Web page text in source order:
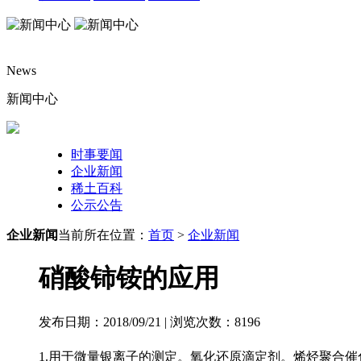
News
新闻中心
时事要闻
企业新闻
稀土百科
公示公告
企业新闻当前所在位置： 首页 > 企业新闻
硝酸铈铵的应用
发布日期：2018/09/21 | 浏览次数： 8196
1.用于微量银离子的测定。氧化还原滴定剂。烯烃聚合催